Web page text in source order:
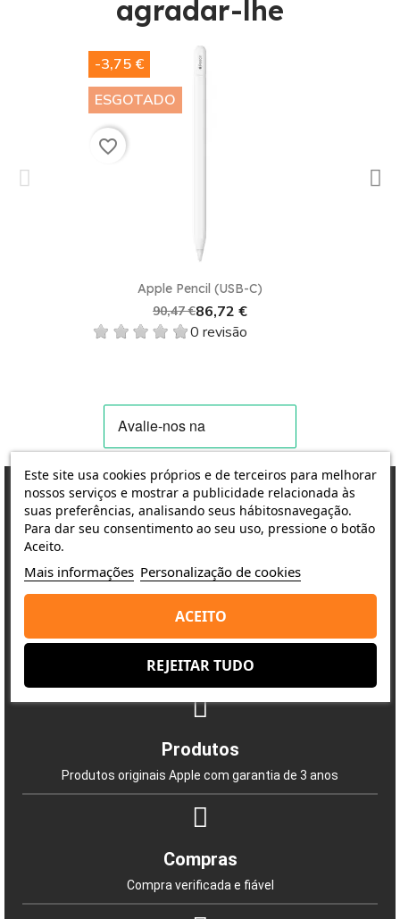
agradar-lhe​
Apple Pencil (USB-C)
90,47 €86,72 €
0 revisão
-3,75 €
ESGOTADO
favorite_border
Porquê escolher-nos?
A satisfação do cliente é a nossa prioridade
Entrega
Envio rápido e seguro
Produtos
Produtos originais Apple com garantia de 3 anos
Compras
Compra verificada e fiável
Este site usa cookies próprios e de terceiros para melhorar
nossos serviços e mostrar a publicidade relacionada às
suas preferências, analisando seus hábitosnavegação.
Para dar seu consentimento ao seu uso, pressione o botão
Aceito.
Mais informações Personalização de cookies
REJEITAR TUDO
ACEITO